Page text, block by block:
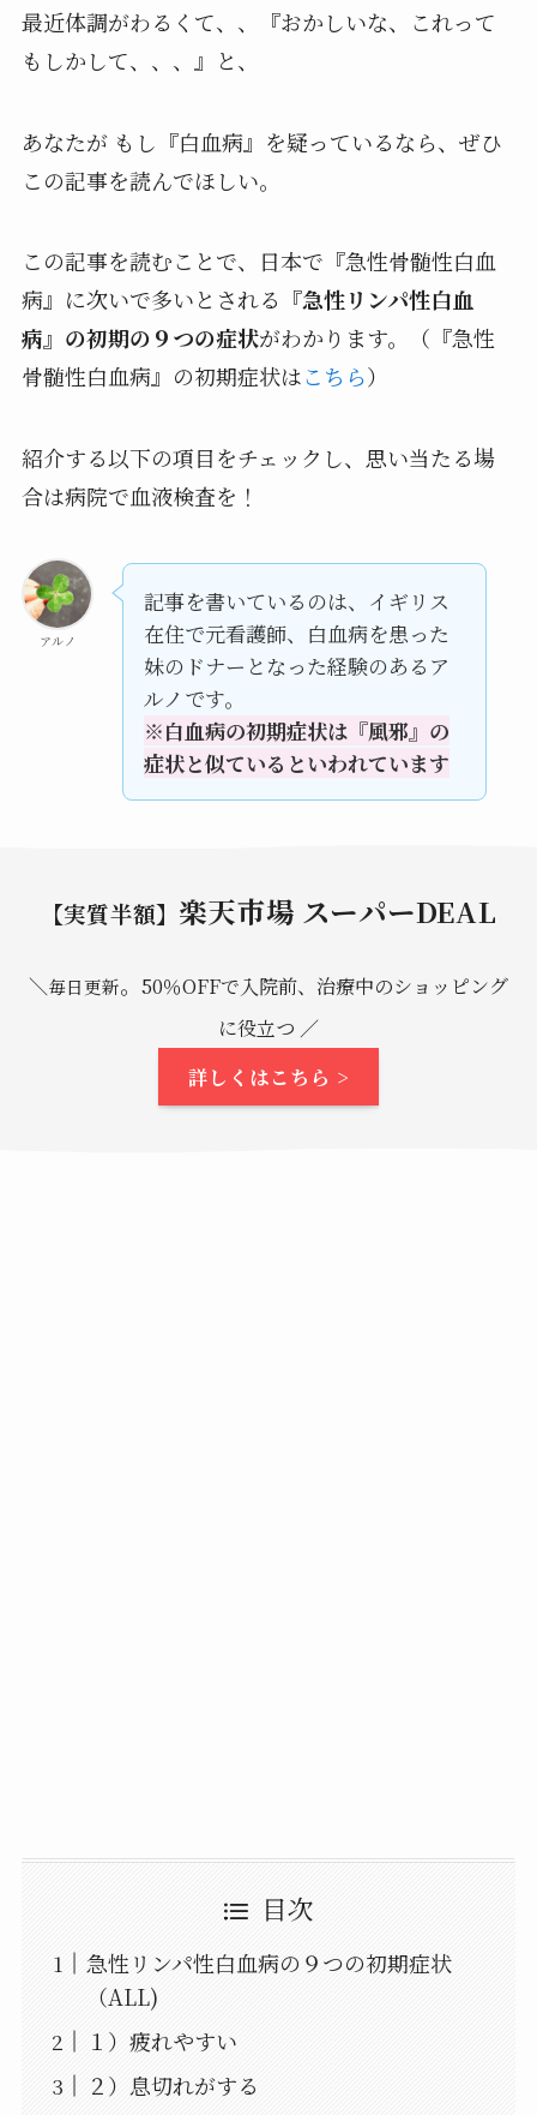
最近体調がわるくて、、『おかしいな、これって
もしかして、、、』と、
あなたが もし『白血病』を疑っているなら、ぜひ
この記事を読んでほしい。
この記事を読むことで、日本で『急性骨髄性白血
病』に次いで多いとされる 『急性リンパ性白血
病』の初期の９つの症状がわかります。（『急性
骨髄性白血病』の初期症状はこちら）
紹介する以下の項目をチェックし、思い当たる場
合は病院で血液検査を！
アルノ
記事を書いているのは、イギリス
在住で元看護師、白血病を患った
妹のドナーとなった経験のあるア
ルノです。
※白血病の初期症状は『風邪』の
症状と似ているといわれています
【実質半額】 楽天市場 スーパーDEAL
＼毎日更新。 50％OFFで入院前、治療中のショッピング
に役立つ ／
詳しくはこちら >
目次
急性リンパ性白血病の９つの初期症状
（ALL)
１）疲れやすい
２）息切れがする